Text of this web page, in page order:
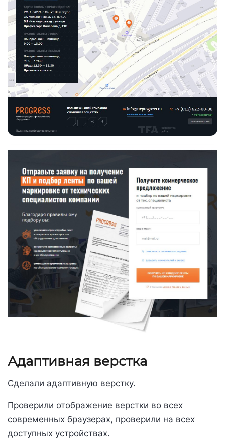
Адаптивная верстка
Сделали адаптивную верстку.
Проверили отображение верстки во всех
современных браузерах, проверили на всех
доступных устройствах.